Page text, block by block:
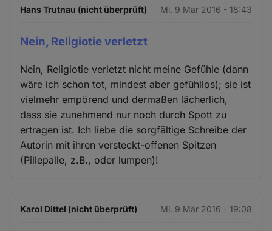
Hans Trutnau (nicht überprüft) Mi. 9 Mär 2016 - 18:43
Nein, Religiotie verletzt
Nein, Religiotie verletzt nicht meine Gefühle (dann
wäre ich schon tot, mindest aber gefühllos); sie ist
vielmehr empörend und dermaßen lächerlich,
dass sie zunehmend nur noch durch Spott zu
ertragen ist. Ich liebe die sorgfältige Schreibe der
Autorin mit ihren versteckt-offenen Spitzen
(Pillepalle, z.B., oder lumpen)!
Karol Dittel (nicht überprüft) Mi. 9 Mär 2016 - 19:08